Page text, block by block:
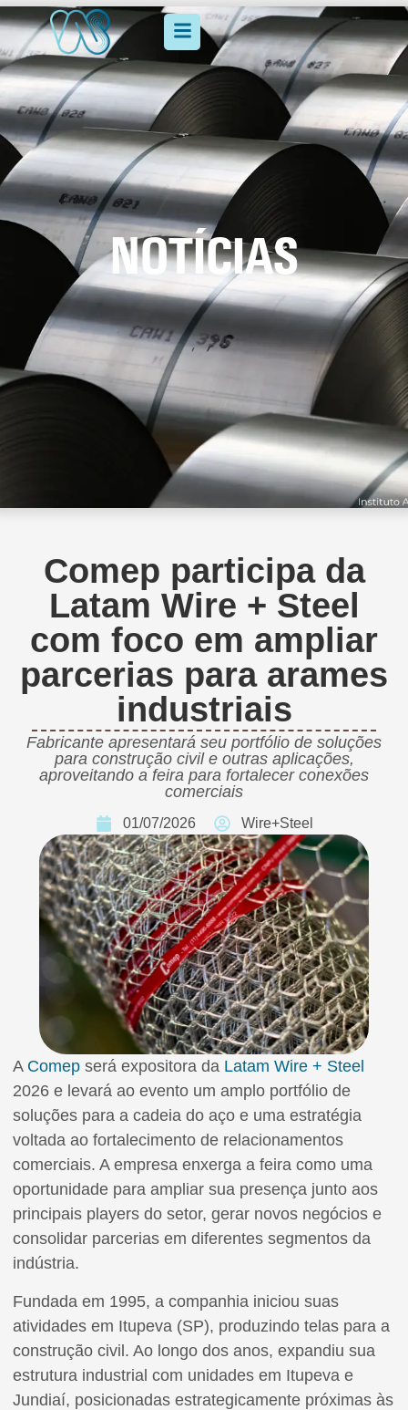
NOTÍCIAS
Comep participa da
Latam Wire + Steel
com foco em ampliar
parcerias para arames
industriais
Fabricante apresentará seu portfólio de soluções
para construção civil e outras aplicações,
aproveitando a feira para fortalecer conexões
comerciais
01/07/2026 Wire+Steel
A Comep será expositora da Latam Wire + Steel
2026 e levará ao evento um amplo portfólio de
soluções para a cadeia do aço e uma estratégia
voltada ao fortalecimento de relacionamentos
comerciais. A empresa enxerga a feira como uma
oportunidade para ampliar sua presença junto aos
principais players do setor, gerar novos negócios e
consolidar parcerias em diferentes segmentos da
indústria.
Fundada em 1995, a companhia iniciou suas
atividades em Itupeva (SP), produzindo telas para a
construção civil. Ao longo dos anos, expandiu sua
estrutura industrial com unidades em Itupeva e
Jundiaí, posicionadas estrategicamente próximas às